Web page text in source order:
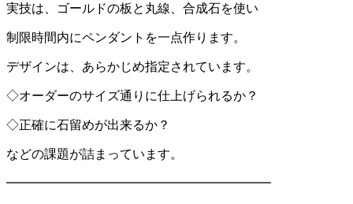
実技は、ゴールドの板と丸線、合成石を使い
制限時間内にペンダントを一点作ります。
デザインは、あらかじめ指定されています。
◇オーダーのサイズ通りに仕上げられるか？
◇正確に石留めが出来るか？
などの課題が詰まっています。
━━━━━━━━━━━━━━━━━━━━━